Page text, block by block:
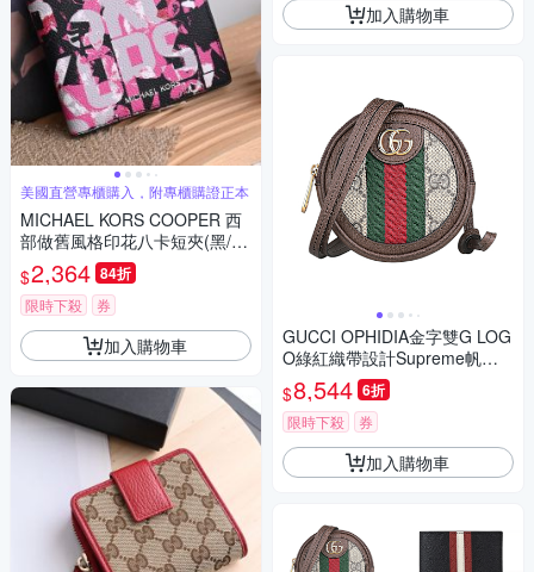
美國直營專櫃購入，附專櫃購證正本
MICHAEL KORS COOPER 西
部做舊風格印花八卡短夾(黑/
桃)
$2,364 84折
限時下殺 券
加入購物車
加入購物車
GUCCI OPHIDIA金字雙G LOG
O綠紅織帶設計Supreme帆布
邊飾皮革拉鍊頸掛零錢包(迷你/
米x深棕)
$8,544 6折
限時下殺 券
加入購物車